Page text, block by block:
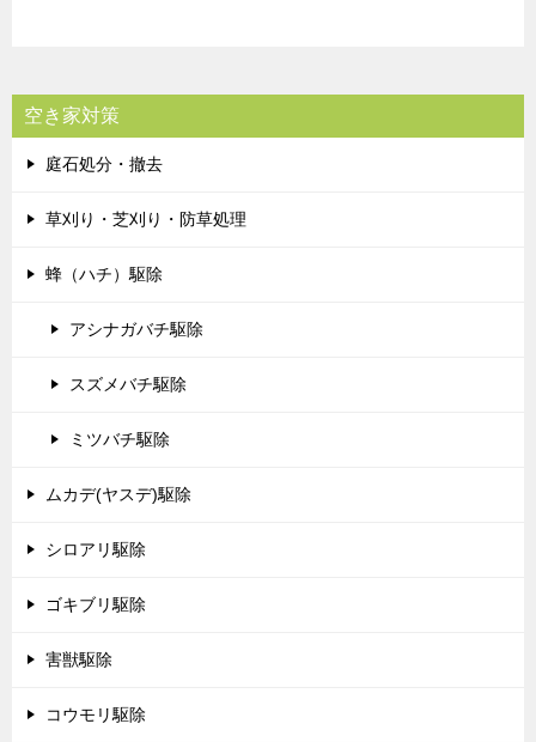
空き家対策
庭石処分・撤去
草刈り・芝刈り・防草処理
蜂（ハチ）駆除
アシナガバチ駆除
スズメバチ駆除
ミツバチ駆除
ムカデ(ヤスデ)駆除
シロアリ駆除
ゴキブリ駆除
害獣駆除
コウモリ駆除